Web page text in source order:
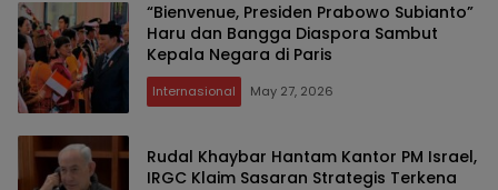
“Bienvenue, Presiden Prabowo Subianto”
Haru dan Bangga Diaspora Sambut
Kepala Negara di Paris
Internasional May 27, 2026
Rudal Khaybar Hantam Kantor PM Israel,
IRGC Klaim Sasaran Strategis Terkena